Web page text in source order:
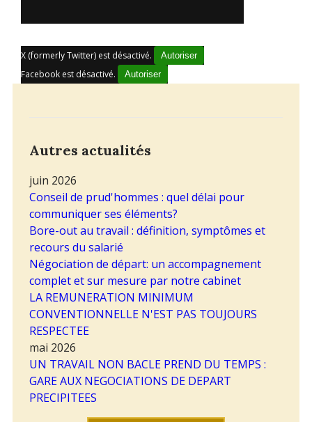
X (formerly Twitter) est désactivé. Autoriser
Facebook est désactivé. Autoriser
Autres actualités
juin 2026
Conseil de prud'hommes : quel délai pour
communiquer ses éléments?
Bore-out au travail : définition, symptômes et
recours du salarié
Négociation de départ: un accompagnement
complet et sur mesure par notre cabinet
LA REMUNERATION MINIMUM
CONVENTIONNELLE N'EST PAS TOUJOURS
RESPECTEE
mai 2026
UN TRAVAIL NON BACLE PREND DU TEMPS :
GARE AUX NEGOCIATIONS DE DEPART
PRECIPITEES